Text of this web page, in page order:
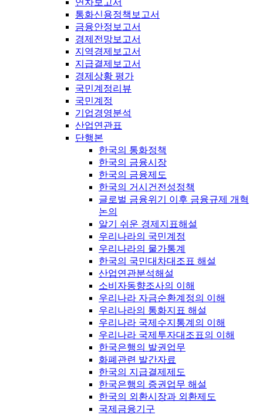
연차보고서
통화신용정책보고서
금융안정보고서
경제전망보고서
지역경제보고서
지급결제보고서
경제상황 평가
국민계정리뷰
국민계정
기업경영분석
산업연관표
단행본
한국의 통화정책
한국의 금융시장
한국의 금융제도
한국의 거시건전성정책
글로벌 금융위기 이후 금융규제 개혁
논의
알기 쉬운 경제지표해설
우리나라의 국민계정
우리나라의 물가통계
한국의 국민대차대조표 해설
산업연관분석해설
소비자동향조사의 이해
우리나라 자금순환계정의 이해
우리나라의 통화지표 해설
우리나라 국제수지통계의 이해
우리나라 국제투자대조표의 이해
한국은행의 발권업무
화폐관련 발간자료
한국의 지급결제제도
한국은행의 증권업무 해설
한국의 외환시장과 외환제도
국제금융기구